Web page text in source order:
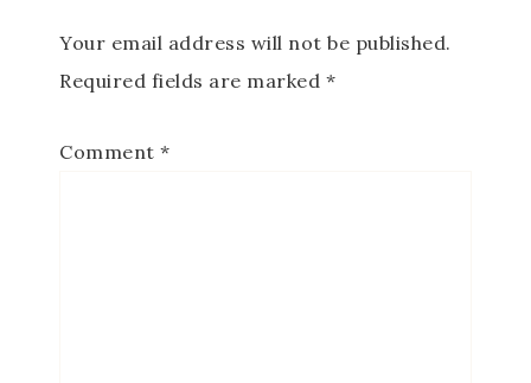
Your email address will not be published.
Required fields are marked *
Comment *